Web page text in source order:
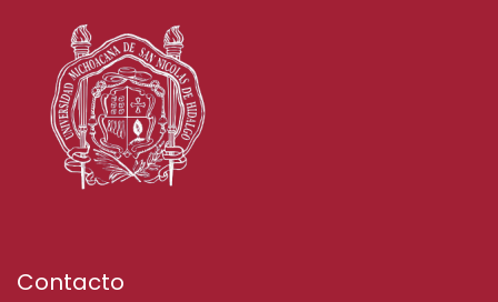
Contacto